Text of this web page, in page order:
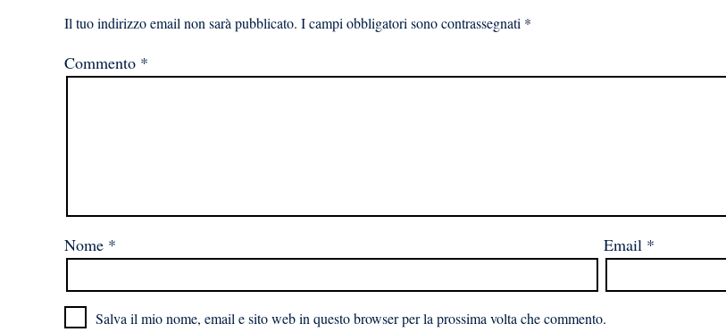
Il tuo indirizzo email non sarà pubblicato. I campi obbligatori sono contrassegnati *
Commento *
Nome * Email *
Salva il mio nome, email e sito web in questo browser per la prossima volta che commento.